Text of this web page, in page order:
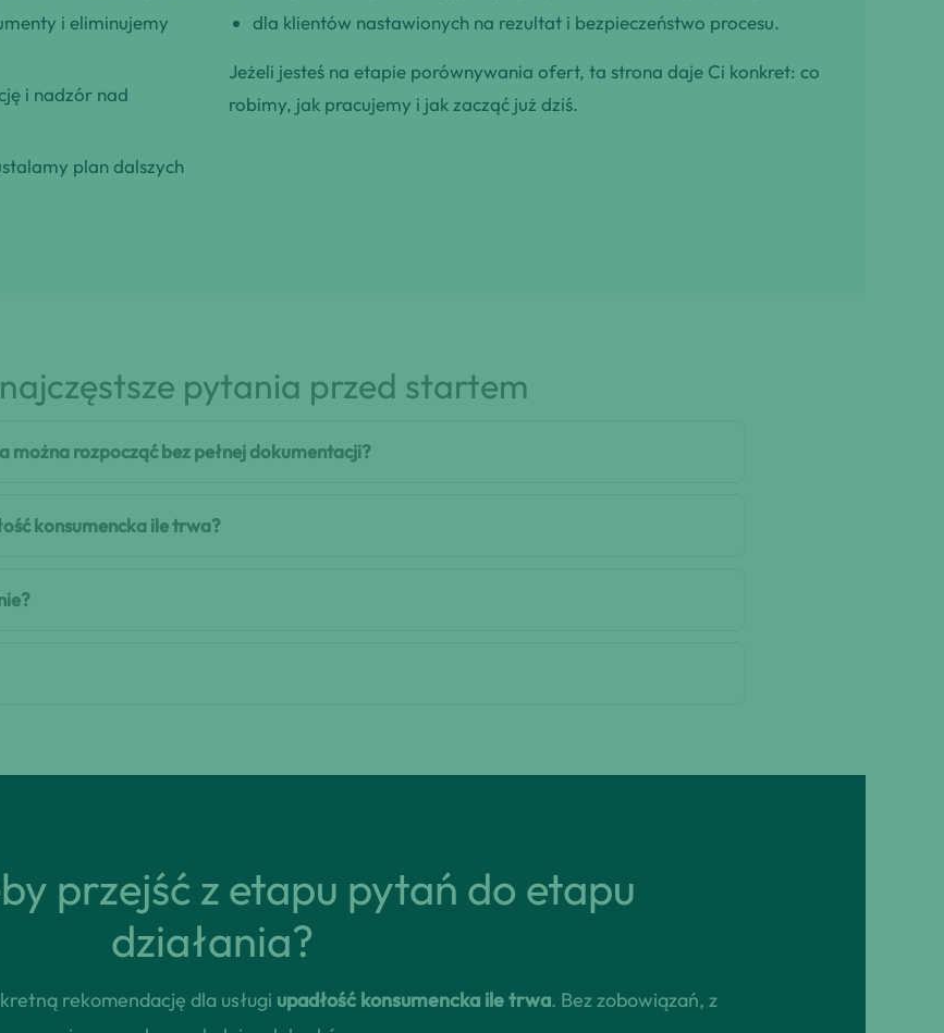
i eliminujemy
i nadzór nad
plan dalszych
dla klientów nastawionych na rezultat i bezpieczeństwo procesu.
Jeżeli jesteś na etapie porównywania ofert, ta strona daje Ci konkret: co
robimy, jak pracujemy i jak zacząć już dziś.
pytania przed startem
można rozpocząć bez pełnej dokumentacji?
konsumencka ile trwa?
przejść z etapu pytań do etapu
działania?
rekomendację dla usługi upadłość konsumencka ile trwa. Bez zobowiązań, z